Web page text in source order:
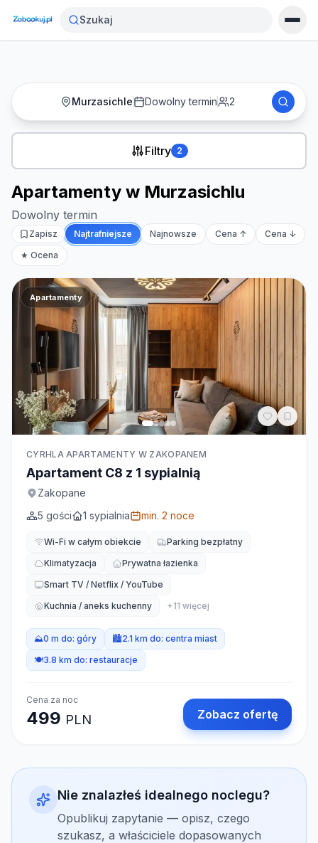
Strona główna›Noclegi
Szukaj
Murzasichle Dowolny termin 2
Filtry 2
Apartamenty w Murzasichlu
Dowolny termin
Zapisz Najtrafniejsze Najnowsze Cena ↑
Cena ↓
★ Ocena
Apartamenty
CYRHLA APARTAMENTY W ZAKOPANEM
Apartament C8 z 1 sypialnią
Zakopane
5 gości 1 sypialnia min. 2 noce
Wi-Fi w całym obiekcie
Parking bezpłatny
Klimatyzacja
Prywatna łazienka
Smart TV / Netflix / YouTube
Kuchnia / aneks kuchenny
+11 więcej
⛰️0 m do: góry 🏙️2.1 km do: centra miast
🍽️3.8 km do: restauracje
Cena za noc
499 PLN Zobacz ofertę
Nie znalazłeś idealnego noclegu?
Opublikuj zapytanie — opisz, czego
szukasz, a właściciele dopasowanych